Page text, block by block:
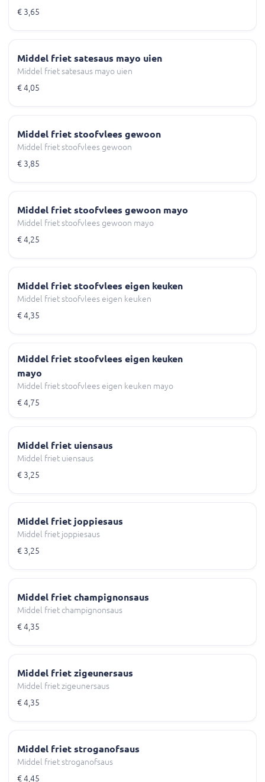
€ 3,65
Middel friet satesaus mayo uien
Middel friet satesaus mayo uien
€ 4,05
Middel friet stoofvlees gewoon
Middel friet stoofvlees gewoon
€ 3,85
Middel friet stoofvlees gewoon mayo
Middel friet stoofvlees gewoon mayo
€ 4,25
Middel friet stoofvlees eigen keuken
Middel friet stoofvlees eigen keuken
€ 4,35
Middel friet stoofvlees eigen keuken
mayo
Middel friet stoofvlees eigen keuken mayo
€ 4,75
Middel friet uiensaus
Middel friet uiensaus
€ 3,25
Middel friet joppiesaus
Middel friet joppiesaus
€ 3,25
Middel friet champignonsaus
Middel friet champignonsaus
€ 4,35
Middel friet zigeunersaus
Middel friet zigeunersaus
€ 4,35
Middel friet stroganofsaus
Middel friet stroganofsaus
€ 4,45